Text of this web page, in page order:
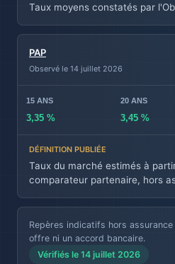
Taux moyens constatés par
PAP
Observé le 14 juillet 2026
3,35 % 3,45 %
Taux du marché estimés à
comparateur partenaire, hors
Repères indicatifs hors
offre ni un accord bancaire.
Vérifiés le 14 juillet 2026